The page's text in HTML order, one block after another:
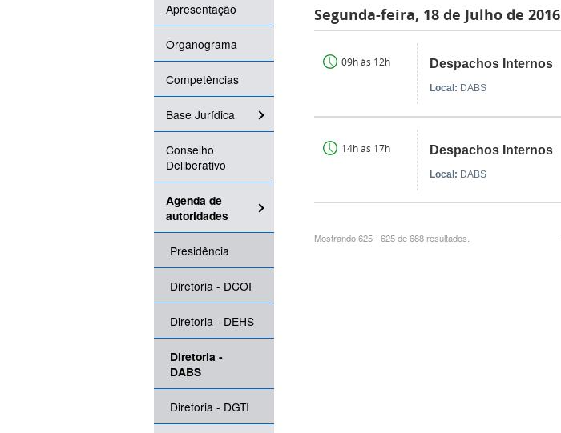
Apresentação
Organograma
Competências
Base Jurídica
Conselho
Deliberativo
Agenda de
autoridades
Presidência
Diretoria - DCOI
Diretoria - DEHS
Diretoria -
DABS
Diretoria - DGTI
Segunda-feira, 18 de Julho de 2016
09h às 12h Despachos Internos
Local: DABS
14h às 17h Despachos Internos
Local: DABS
Mostrando 625 - 625 de 688 resultados.